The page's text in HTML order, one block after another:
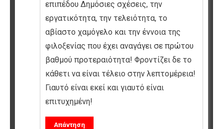
επιπέδου Δημόσιες σχέσεις, την
εργατικότητα, την τελειότητα, το
αβίαστο χαμόγελο και την έννοια της
φιλοξενίας που έχει αναγάγει σε πρώτου
βαθμού προτεραιότητα! Φροντίζει δε το
κάθετι να είναι τέλειο στην λεπτομέρεια!
Γιαυτό είναι εκεί και γιαυτό είναι
επιτυχημένη!
Απάντηση